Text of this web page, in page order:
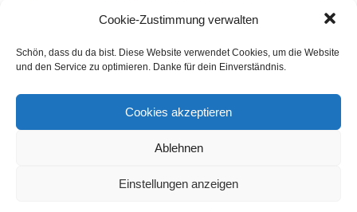
Cookie-Zustimmung verwalten
Schön, dass du da bist. Diese Website verwendet Cookies, um die Website
und den Service zu optimieren. Danke für dein Einverständnis.
Cookies akzeptieren
Ablehnen
Einstellungen anzeigen